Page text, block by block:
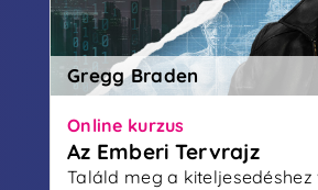
Gregg Braden
Online kurzus
Az Emberi Tervrajz
Találd meg a kiteljesedéshez